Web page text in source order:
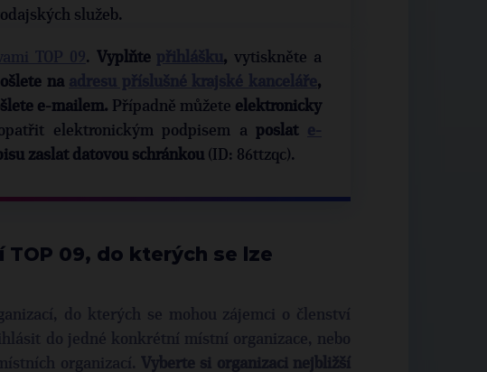
služeb.
. Vyplňte ,vytiskněte a
na
,
e-mailem. Případně můžete elektronicky
elektronickým podpisem aposlat
zaslat datovou schránkou (ID: 86ttzqc).
TOP 09, do kterých se lze
do kterých se mohou zájemci o členství
do jedné konkrétní místní organizace, nebo
organizací. Vyberte si organizaci nejbližší